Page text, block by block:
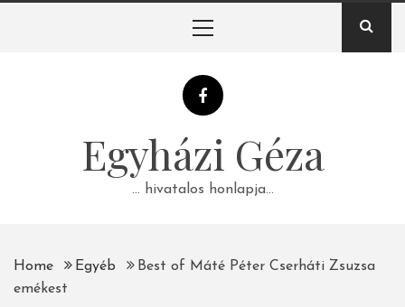
Egyházi Géza
… hivatalos honlapja…
Home Egyéb
Best of Máté Péter Cserháti Zsuzsa
emékest